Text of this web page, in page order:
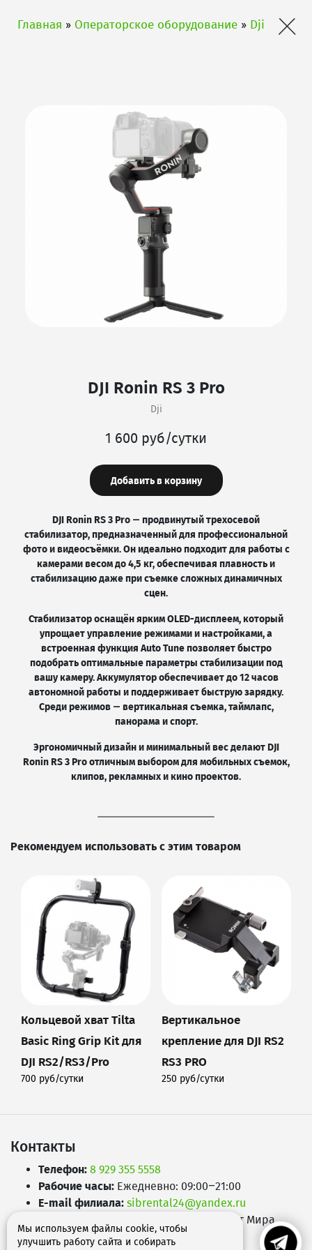
Главная » Операторское оборудование » Dji ×
DJI Ronin RS 3 Pro
Dji
1 600 руб/сутки
Добавить в корзину
DJI Ronin RS 3 Pro — продвинутый трехосевой
стабилизатор, предназначенный для профессиональной
фото и видеосъёмки. Он идеально подходит для работы с
камерами весом до 4,5 кг, обеспечивая плавность и
стабилизацию даже при съемке сложных динамичных
сцен.
Стабилизатор оснащён ярким OLED-дисплеем, который
упрощает управление режимами и настройками, а
встроенная функция Auto Tune позволяет быстро
подобрать оптимальные параметры стабилизации под
вашу камеру. Аккумулятор обеспечивает до 12 часов
автономной работы и поддерживает быструю зарядку.
Среди режимов — вертикальная съемка, таймлапс,
панорама и спорт.
Эргономичный дизайн и минимальный вес делают DJI
Ronin RS 3 Pro отличным выбором для мобильных съемок,
клипов, рекламных и кино проектов.
Рекомендуем использовать с этим товаром
Кольцевой хват Tilta
Basic Ring Grip Kit для
DJI RS2/RS3/Pro
700 руб/сутки
Вертикальное
крепление для DJI RS2
RS3 PRO
250 руб/сутки
Контакты
Телефон: 8 929 355 5558
Рабочие часы: Ежедневно: 09:00–21:00
E-mail филиала: sibrental24@yandex.ru
Проспект Мира,
д.65А
Мы используем файлы cookie, чтобы
улучшить работу сайта и собирать